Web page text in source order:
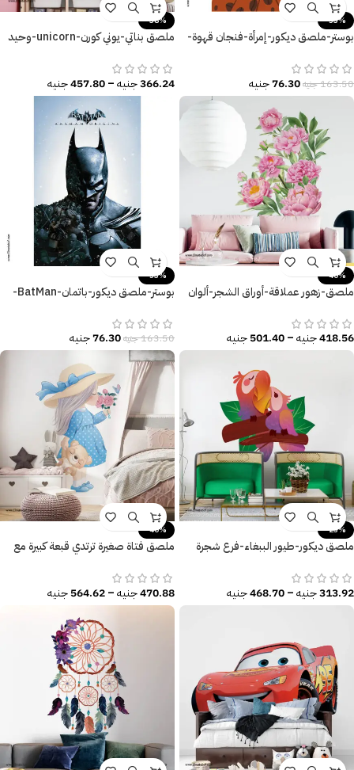
-53%
بوستر-ملصق ديكور-إمرأة-فنجان قهوة-
163.50جنيه76.30جنيه
-38%
ملصق بناتي-يوني كورن-unicorn-وحيد
366.24جنيه–
457.80جنيه
-40%
ملصق-زهور عملاقة-أوراق الشجر-ألوان
418.56جنيه–
501.40جنيه
-53%
بوستر-ملصق ديكور-باتمان-BatMan-
163.50جنيه76.30جنيه
-25%
ملصق ديكور-طيور الببغاء-فرع شجرة
313.92جنيه–
468.70جنيه
-40%
ملصق فتاة صغيرة ترتدي قبعة كبيرة مع
470.88جنيه–
564.62جنيه